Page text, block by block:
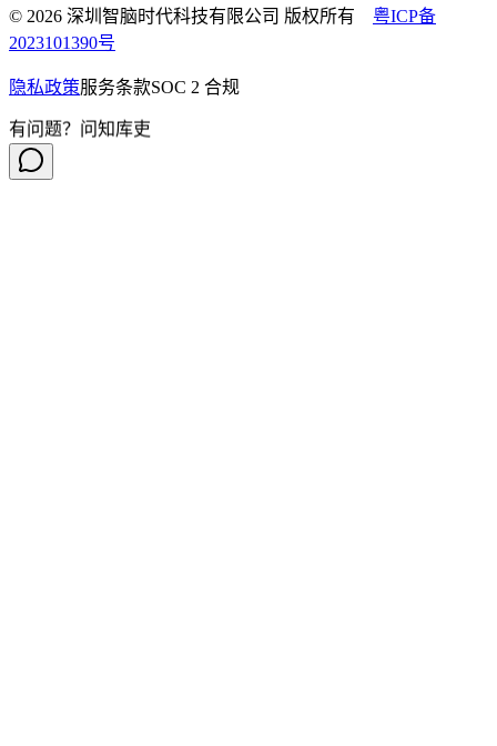
© 2026 深圳智脑时代科技有限公司 版权所有 粤ICP备
2023101390号
隐私政策服务条款SOC 2 合规
有问题？问知库吏